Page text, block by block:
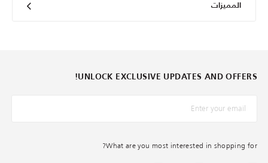
المميزات
UNLOCK EXCLUSIVE UPDATES AND OFFERS!
*البريد الإلكترونيّ
What are you most interested in shopping for?